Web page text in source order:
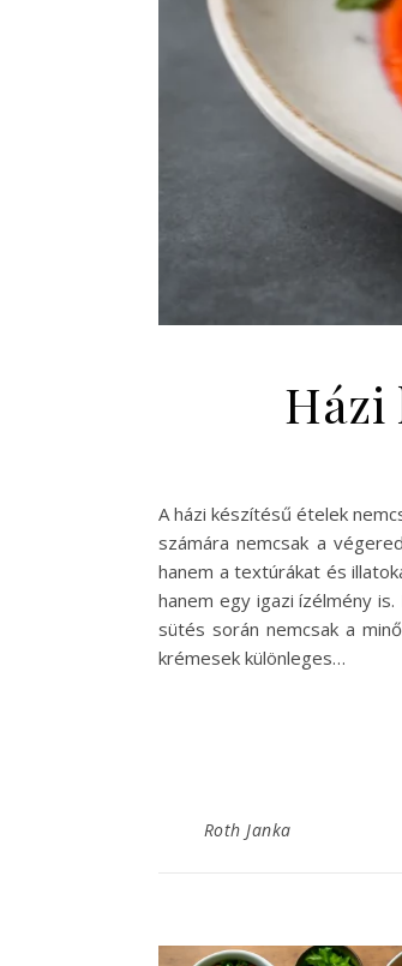
Házi
A házi készítésű ételek
számára nemcsak a
hanem a textúrákat és
hanem egy igazi ízélmény
sütés során nemcsak a
krémesek különleges…
Roth Janka